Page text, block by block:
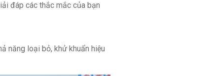
đáp các thắc mắc của bạn
năng loại bỏ, khử khuẩn hiệu